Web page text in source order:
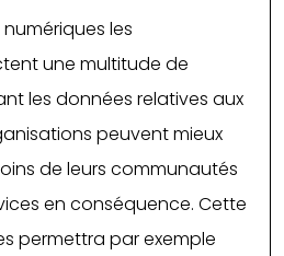
les
une multitude de
les données relatives aux
peuvent mieux
de leurs communautés
en conséquence. Cette
permettra par exemple